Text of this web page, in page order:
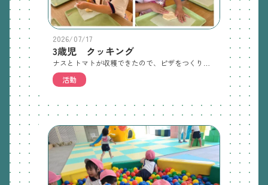
2026/07/17
3歳児 クッキング
活動